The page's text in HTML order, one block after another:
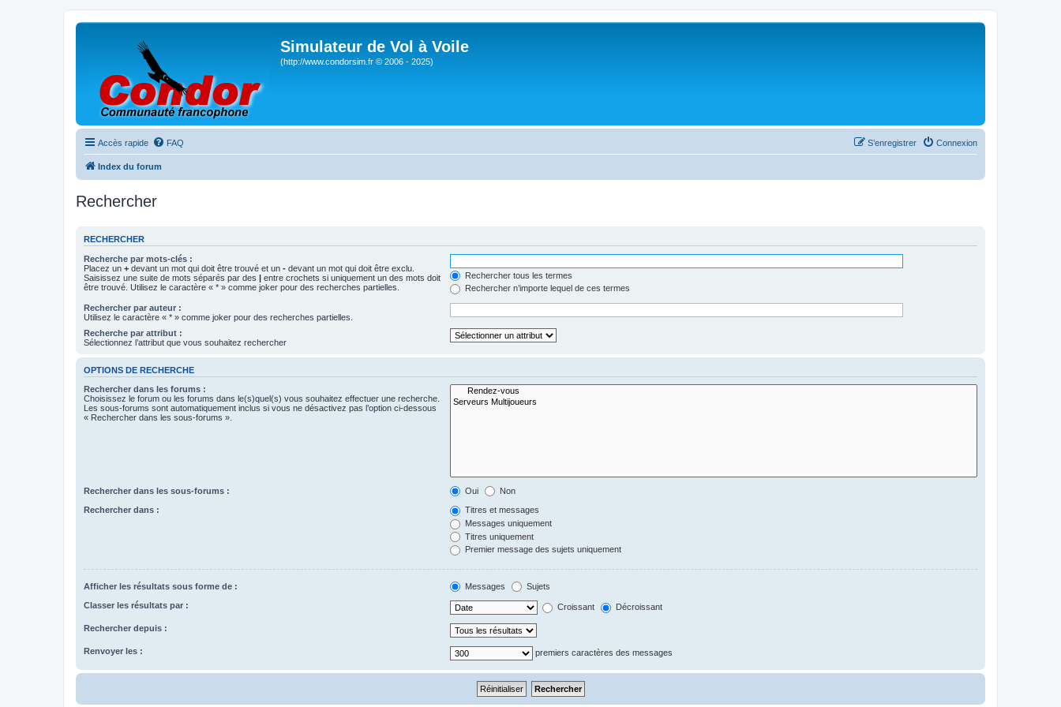
Simulateur de Vol à Voile
(http://www.condorsim.fr © 2006 - 2025)
Accès rapide FAQ Connexion
S’enregistrer
Index du forum
Rechercher
RECHERCHER
Recherche par mots-clés :
Placez un + devant un mot qui doit être trouvé et un - devant un mot qui doit être exclu.
Saisissez une suite de mots séparés par des | entre crochets si uniquement un des mots doit
être trouvé. Utilisez le caractère « * » comme joker pour des recherches partielles.
Rechercher tous les termes
Rechercher n’importe lequel de ces termes
Rechercher par auteur :
Utilisez le caractère « * » comme joker pour des recherches partielles.
Recherche par attribut :
Sélectionnez l’attribut que vous souhaitez rechercher
OPTIONS DE RECHERCHE
Rechercher dans les forums :
Choisissez le forum ou les forums dans le(s)quel(s) vous souhaitez effectuer une recherche.
Les sous-forums sont automatiquement inclus si vous ne désactivez pas l’option ci-dessous
« Rechercher dans les sous-forums ».
Rechercher dans les sous-forums : Oui Non
Rechercher dans :
Titres et messages
Messages uniquement
Titres uniquement
Premier message des sujets uniquement
Afficher les résultats sous forme de : Messages Sujets
Classer les résultats par : Croissant Décroissant
Rechercher depuis :
Renvoyer les : premiers caractères des messages